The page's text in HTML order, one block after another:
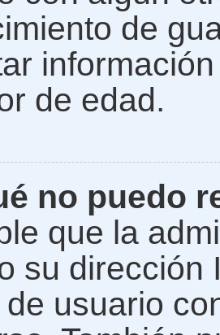
de
de edad.
no puedo
que la
su dirección
usuario